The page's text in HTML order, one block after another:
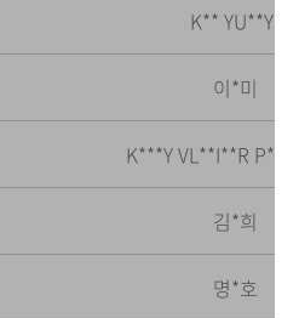
K** YU**Y*
이*미
K***Y VL**I**R
김*희
명*호